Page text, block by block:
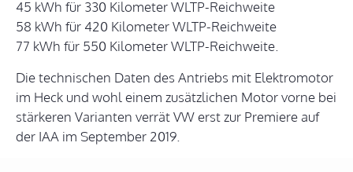
45 kWh für 330 Kilometer WLTP-Reichweite
58 kWh für 420 Kilometer WLTP-Reichweite
77 kWh für 550 Kilometer WLTP-Reichweite.
Die technischen Daten des Antriebs mit Elektromotor
im Heck und wohl einem zusätzlichen Motor vorne bei
stärkeren Varianten verrät VW erst zur Premiere auf
der IAA im September 2019.